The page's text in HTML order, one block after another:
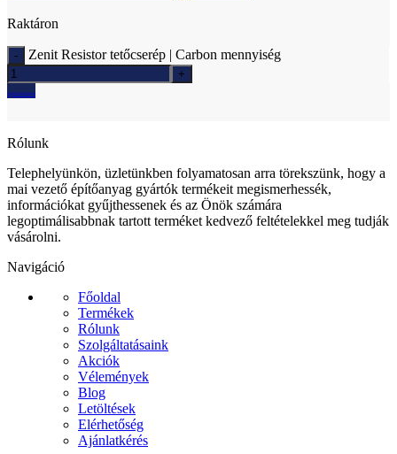
Raktáron
Zenit Resistor tetőcserép | Carbon mennyiség
Ajánlatkérés
Rólunk
Telephelyünkön, üzletünkben folyamatosan arra törekszünk, hogy a
mai vezető építőanyag gyártók termékeit megismerhessék,
információkat gyűjthessenek és az Önök számára
legoptimálisabbnak tartott terméket kedvező feltételekkel meg tudják
vásárolni.
Navigáció
Főoldal
Termékek
Rólunk
Szolgáltatásaink
Akciók
Vélemények
Blog
Letöltések
Elérhetőség
Ajánlatkérés